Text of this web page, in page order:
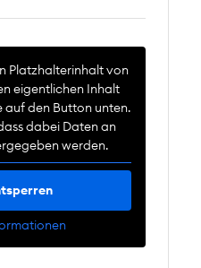
Platzhalterinhalt von
eigentlichen Inhalt
auf den Button unten.
dabei Daten an
werden.